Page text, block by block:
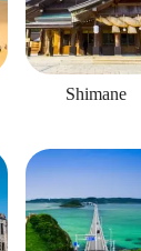
Shimane